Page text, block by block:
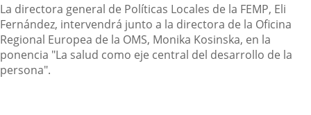
La directora general de Políticas Locales de la FEMP, Eli
Fernández, intervendrá junto a la directora de la Oficina
Regional Europea de la OMS, Monika Kosinska, en la
ponencia "La salud como eje central del desarrollo de la
persona".